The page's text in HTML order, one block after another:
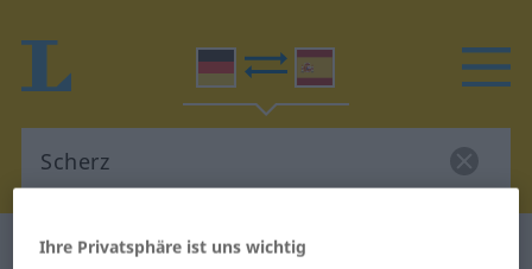
Deutsch-Spanisch Wörterbuch
Ihre Privatsphäre ist uns wichtig